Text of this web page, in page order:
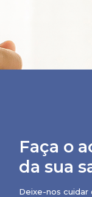
Faça o
da sua
Deixe-nos cuidar